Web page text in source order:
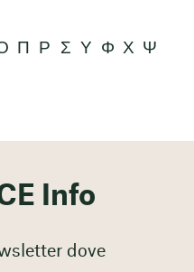
Π Ρ Σ Υ Φ Χ Ψ
Info
dove